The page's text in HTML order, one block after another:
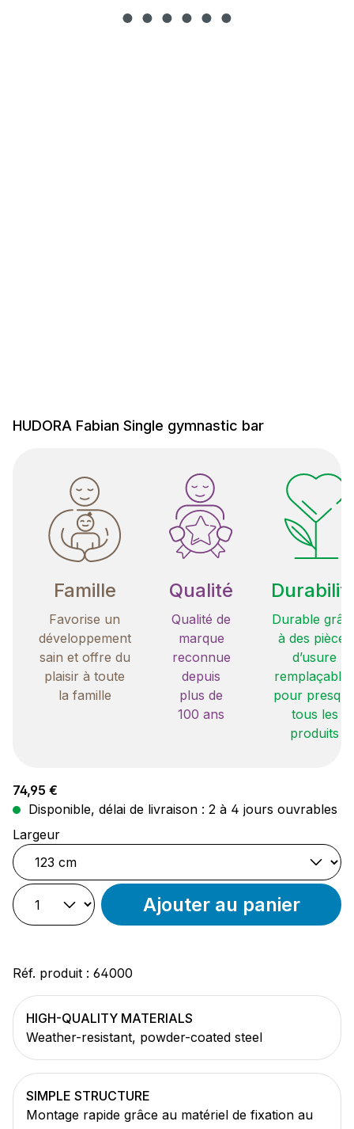
HUDORA Fabian Single gymnastic bar
Famille
Favorise un
développement
sain et offre du
plaisir à toute
la famille
Qualité
Qualité de
marque
reconnue
depuis
plus de
100 ans
Durable
à des pièces
d’usure
remplaçables
pour
tous les
produits
Prix régulier :
74,95 €
Disponible, délai de livraison : 2 à 4 jours ouvrables
Sélectionnez
Largeur
Ajouter au panier
Réf. produit : 64000
HIGH-QUALITY MATERIALS
Weather-resistant, powder-coated steel
SIMPLE STRUCTURE
Montage rapide grâce au matériel de fixation au